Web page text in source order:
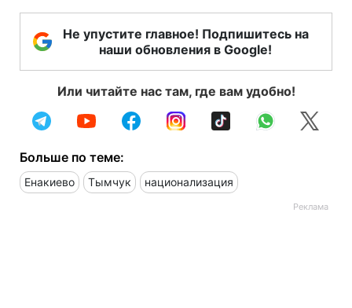
Не упустите главное! Подпишитесь на
наши обновления в Google!
Или читайте нас там, где вам удобно!
Больше по теме:
Енакиево Тымчук национализация